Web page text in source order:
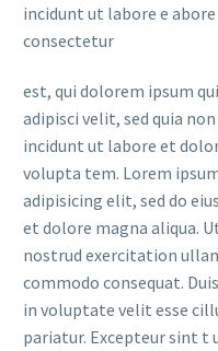
incidunt ut labore e
consectetur
est, qui dolorem ipsum
adipisci velit, sed quia
incidunt ut labore et
volupta tem. Lorem
adipisicing elit, sed do
et dolore magna aliqua.
nostrud exercitation
commodo consequat.
in voluptate velit esse
pariatur. Excepteur sint t